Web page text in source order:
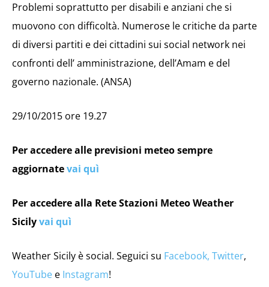
Problemi soprattutto per disabili e anziani che si
muovono con difficoltà. Numerose le critiche da parte
di diversi partiti e dei cittadini sui social network nei
confronti dell’ amministrazione, dell’Amam e del
governo nazionale. (ANSA)
29/10/2015 ore 19.27
Per accedere alle previsioni meteo sempre
aggiornatevai quì
Per accedere alla Rete Stazioni Meteo Weather
Sicilyvai quì
Weather Sicily è social. Seguici su Facebook, Twitter,
YouTube e Instagram!